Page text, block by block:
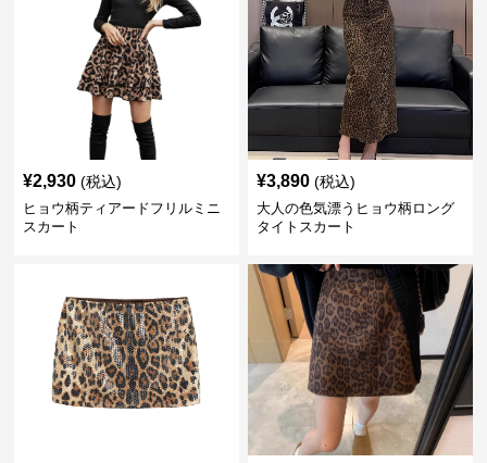
¥2,930 (税込)
ヒョウ柄ティアードフリルミニ
スカート
¥3,890 (税込)
大人の色気漂うヒョウ柄ロング
タイトスカート